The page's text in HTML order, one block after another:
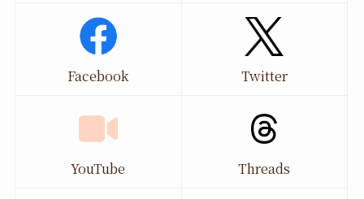
Facebook Twitter
YouTube Threads